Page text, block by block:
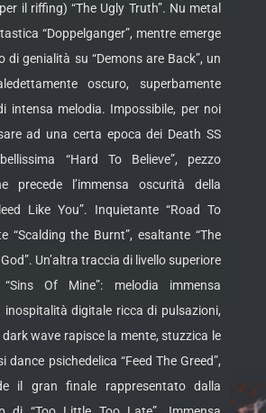
il riffing) “The Ugly Truth”. Nu metal
“Doppelganger”, mentre emerge
di genialità su “Demons are Back”, un
oscuro, superbamente
intensa melodia. Impossibile, per noi
ad una certa epoca dei Death SS
“Hard To Believe”, pezzo
precede l’immensa oscurità della
Like You”. Inquietante “Road To
“Scalding the Burnt”, esaltante “The
Un’altra traccia di livello superiore
Of Mine”: melodia immensa
digitale ricca di pulsazioni,
wave rapisce la mente, stuzzica le
dance psichedelica “Feed The Greed”,
il gran finale rappresentato dalla